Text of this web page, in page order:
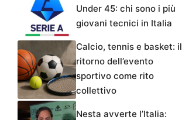
Under 45: chi sono i più
giovani tecnici in Italia
Calcio, tennis e basket: il
ritorno dell’evento
sportivo come rito
collettivo
Nesta avverte l’Italia: